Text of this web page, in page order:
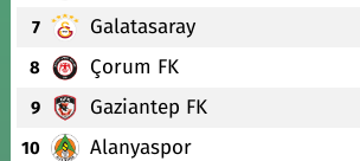
7 Galatasaray
8 Çorum FK
9 Gaziantep FK
10 Alanyaspor